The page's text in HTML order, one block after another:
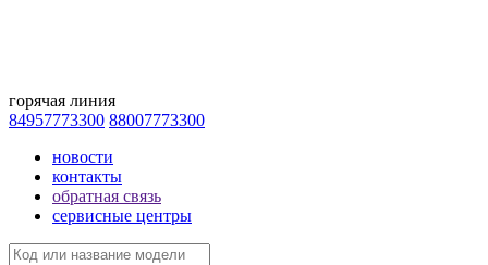
горячая линия
84957773300 88007773300
новости
контакты
обратная связь
сервисные центры